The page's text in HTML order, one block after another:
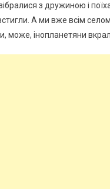
з дружиною і
А ми вже всім
може, інопланетяни